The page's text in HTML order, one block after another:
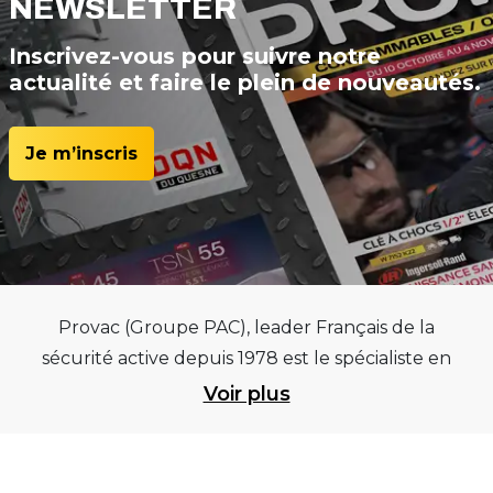
NEWSLETTER
Inscrivez-vous pour suivre notre
actualité et faire le plein de nouveautés.
Je m’inscris
Provac (Groupe PAC), leader Français de la
sécurité active depuis 1978 est le spécialiste en
équipements pour garages et centres
Voir plus